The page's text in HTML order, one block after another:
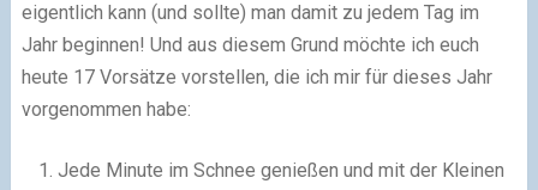
eigentlich kann (und sollte) man damit zu jedem Tag im
Jahr beginnen! Und aus diesem Grund möchte ich euch
heute 17 Vorsätze vorstellen, die ich mir für dieses Jahr
vorgenommen habe:
Jede Minute im Schnee genießen und mit der Kleinen